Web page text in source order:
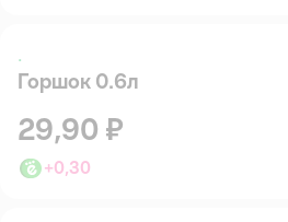
.
Горшок 0.6л
29,90 ₽
+0,30